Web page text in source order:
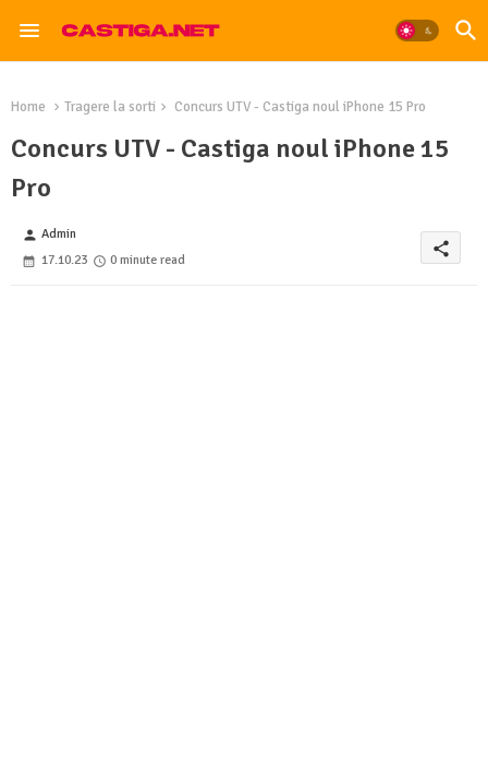
Home Tragere la sorti Concurs UTV - Castiga noul iPhone 15 Pro
Concurs UTV - Castiga noul iPhone 15
Pro
person Admin
17.10.23
0 minute read
share